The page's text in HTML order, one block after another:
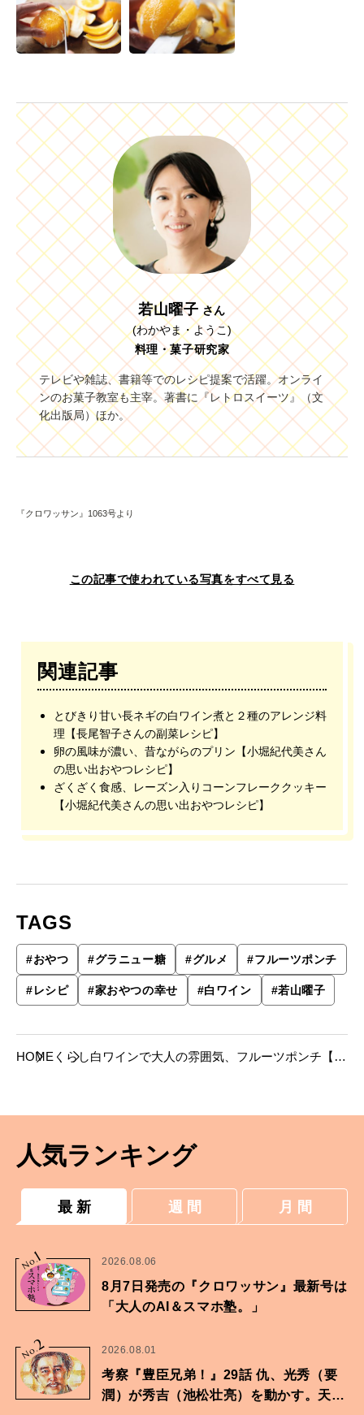
若山曜子 さん
(わかやま・ようこ)
料理・菓子研究家
テレビや雑誌、書籍等でのレシピ提案で活躍。オンライ
ンのお菓子教室も主宰。著書に『レトロスイーツ』（文
化出版局）ほか。
『クロワッサン』1063号より
この記事で使われている写真をすべて見る
関連記事
とびきり甘い長ネギの白ワイン煮と２種のアレンジ料
理【長尾智子さんの副菜レシピ】
卵の風味が濃い、昔ながらのプリン【小堀紀代美さん
の思い出おやつレシピ】
ざくざく食感、レーズン入りコーンフレーククッキー
【小堀紀代美さんの思い出おやつレシピ】
TAGS
#おやつ #グラニュー糖 #グルメ #フルーツポンチ
#レシピ #家おやつの幸せ #白ワイン #若山曜子
HOME くらし白ワインで大人の雰囲気、フルーツポンチ【若
人気ランキング
最 新 週 間 月 間
No.
1 2026.08.06
8月7日発売の『クロワッサン』最新号は
「大人のAI＆スマホ塾。」
No.2 2026.08.01
考察『豊臣兄弟！』29話 仇、光秀（要
潤）が秀吉（池松壮亮）を動かす。天下